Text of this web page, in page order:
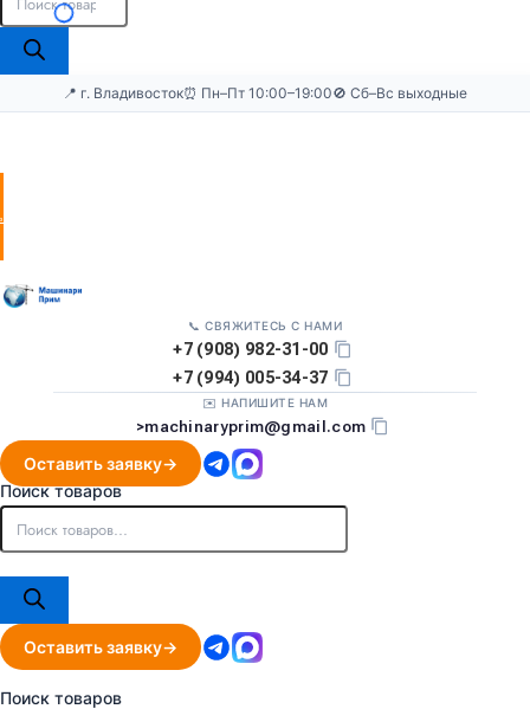
📍 г. Владивосток⏰ Пн–Пт 10:00–19:00🚫 Сб–Вс выходные
заявку
📞 СВЯЖИТЕСЬ С НАМИ
+7 (908) 982-31-00
+7 (994) 005-34-37
✉️ НАПИШИТЕ НАМ
>machinaryprim@gmail.com
Оставить заявку
Поиск товаров
Оставить заявку
Поиск товаров